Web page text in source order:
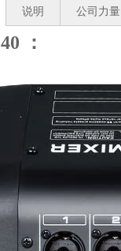
说明 公司力量
：